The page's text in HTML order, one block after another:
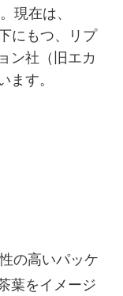
現在は、
にもつ、リプ
ン社（旧エカ
ます。
の高いパッケ
葉をイメージ